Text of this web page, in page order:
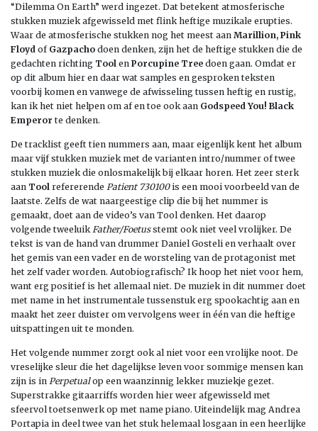
“Dilemma On Earth” werd ingezet. Dat betekent atmosferische
stukken muziek afgewisseld met flink heftige muzikale erupties.
Waar de atmosferische stukken nog het meest aan Marillion, Pink
Floyd of Gazpacho doen denken, zijn het de heftige stukken die de
gedachten richting Tool en Porcupine Tree doen gaan. Omdat er
op dit album hier en daar wat samples en gesproken teksten
voorbij komen en vanwege de afwisseling tussen heftig en rustig,
kan ik het niet helpen om af en toe ook aan Godspeed You! Black
Emperor te denken.
De tracklist geeft tien nummers aan, maar eigenlijk kent het album
maar vijf stukken muziek met de varianten intro/nummer of twee
stukken muziek die onlosmakelijk bij elkaar horen. Het zeer sterk
aan Tool refererende Patient 730100is een mooi voorbeeld van de
laatste. Zelfs de wat naargeestige clip die bij het nummer is
gemaakt, doet aan de video’s van Tool denken. Het daarop
volgende tweeluik Father/Foetusstemt ook niet veel vrolijker. De
tekst is van de hand van drummer Daniel Gosteli en verhaalt over
het gemis van een vader en de worsteling van de protagonist met
het zelf vader worden. Autobiografisch? Ik hoop het niet voor hem,
want erg positief is het allemaal niet. De muziek in dit nummer doet
met name in het instrumentale tussenstuk erg spookachtig aan en
maakt het zeer duister om vervolgens weer in één van die heftige
uitspattingen uit te monden.
Het volgende nummer zorgt ook al niet voor een vrolijke noot. De
vreselijke sleur die het dagelijkse leven voor sommige mensen kan
zijn is in Perpetualop een waanzinnig lekker muziekje gezet.
Superstrakke gitaarriffs worden hier weer afgewisseld met
sfeervol toetsenwerk op met name piano. Uiteindelijk mag Andrea
Portapia in deel twee van het stuk helemaal losgaan in een heerlijke